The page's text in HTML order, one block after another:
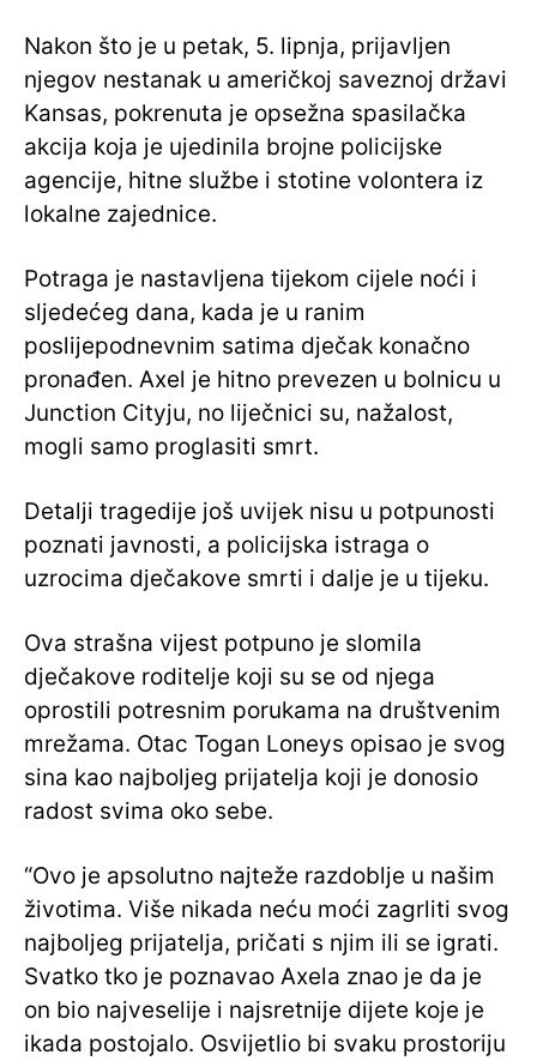
Nakon što je u petak, 5. lipnja, prijavljen
njegov nestanak u američkoj saveznoj državi
Kansas, pokrenuta je opsežna spasilačka
akcija koja je ujedinila brojne policijske
agencije, hitne službe i stotine volontera iz
lokalne zajednice.
Potraga je nastavljena tijekom cijele noći i
sljedećeg dana, kada je u ranim
poslijepodnevnim satima dječak konačno
pronađen. Axel je hitno prevezen u bolnicu u
Junction Cityju, no liječnici su, nažalost,
mogli samo proglasiti smrt.
Detalji tragedije još uvijek nisu u potpunosti
poznati javnosti, a policijska istraga o
uzrocima dječakove smrti i dalje je u tijeku.
Ova strašna vijest potpuno je slomila
dječakove roditelje koji su se od njega
oprostili potresnim porukama na društvenim
mrežama. Otac Togan Loneys opisao je svog
sina kao najboljeg prijatelja koji je donosio
radost svima oko sebe.
“Ovo je apsolutno najteže razdoblje u našim
životima. Više nikada neću moći zagrliti svog
najboljeg prijatelja, pričati s njim ili se igrati.
Svatko tko je poznavao Axela znao je da je
on bio najveselije i najsretnije dijete koje je
ikada postojalo. Osvijetlio bi svaku prostoriju